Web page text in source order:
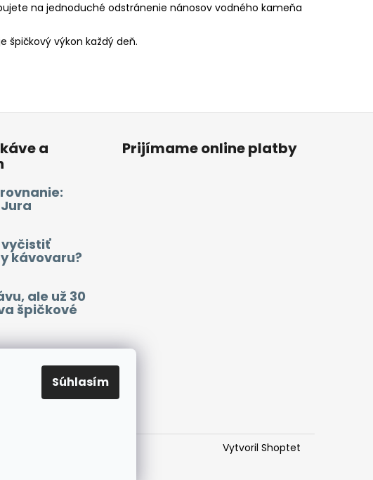
Súhlasím
na jednoduché odstránenie nánosov vodného kameňa
špičkový výkon každý deň.
a
vyčistiť
kávovaru?
ale už 30
špičkové
– ako
ich mať
Prijímame online platby
Vytvoril Shoptet